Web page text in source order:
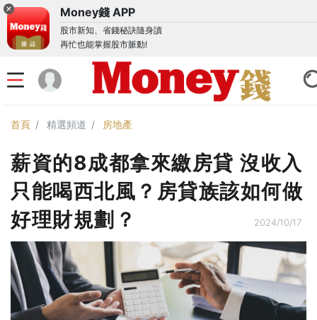
Money錢 APP
股市新知、省錢秘訣隨身讀
再忙也能掌握股市脈動!
首頁 精選頻道 房地產
薪資的8成都拿來繳房貸 沒收入
只能喝西北風？房貸族該如何做
好理財規劃？
2024/10/17